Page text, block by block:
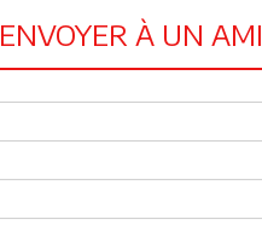
ENVOYER À UN AMI